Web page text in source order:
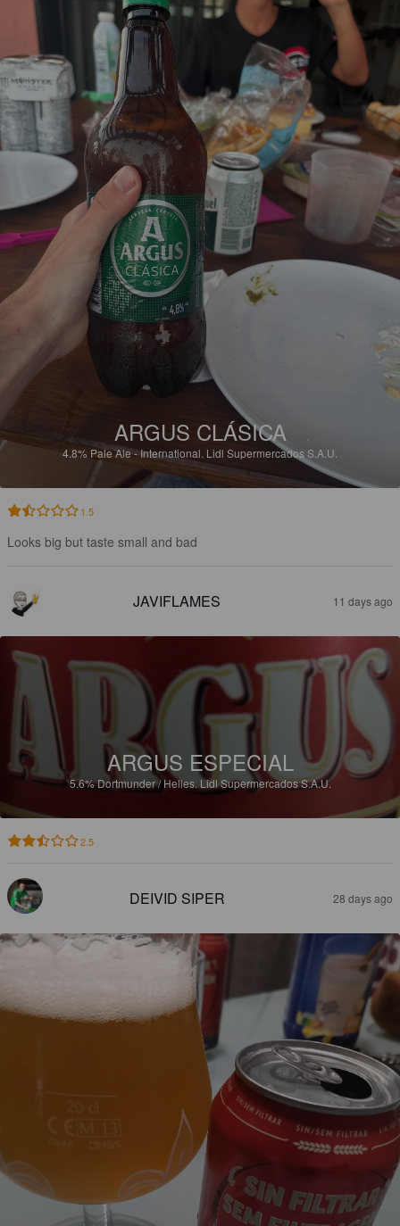
ARGUS CLÁSICA
4.8% Pale Ale - International. Lidl Supermercados S.A.U.
1.5
Looks big but taste small and bad
JAVIFLAMES 11 days ago
ARGUS ESPECIAL
5.6%Dortmunder / Helles. Lidl Supermercados S.A.U.
2.5
DEIVID SIPER 28 days ago